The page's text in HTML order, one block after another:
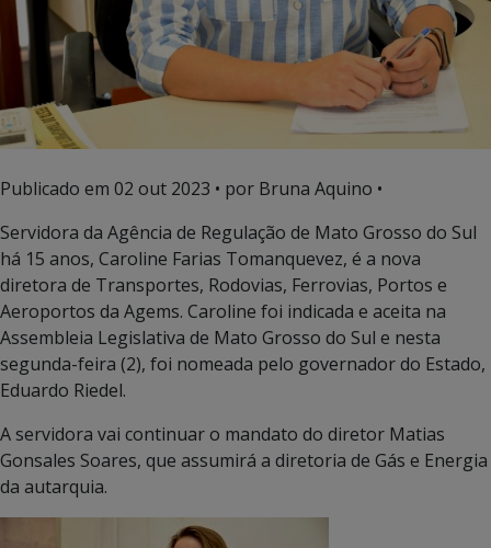
Publicado em 02 out 2023 • por Bruna Aquino •
Servidora da Agência de Regulação de Mato Grosso do Sul
há 15 anos, Caroline Farias Tomanquevez, é a nova
diretora de Transportes, Rodovias, Ferrovias, Portos e
Aeroportos da Agems. Caroline foi indicada e aceita na
Assembleia Legislativa de Mato Grosso do Sul e nesta
segunda-feira (2), foi nomeada pelo governador do Estado,
Eduardo Riedel.
A servidora vai continuar o mandato do diretor Matias
Gonsales Soares, que assumirá a diretoria de Gás e Energia
da autarquia.